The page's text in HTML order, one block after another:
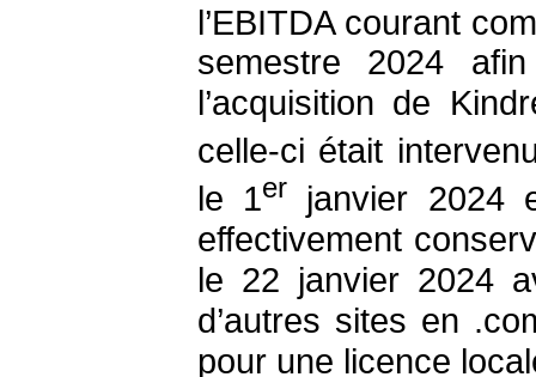
l’EBITDA courant
semestre 2024
l’acquisition de
celle-ci était
le 1erjanvier 2024
effectivement
le 22 janvier 2024
d’autres sites en
pour une licence